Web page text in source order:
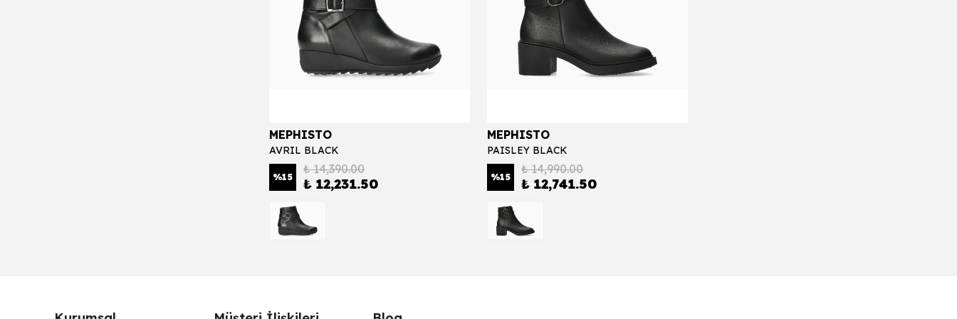
MEPHISTO
AVRIL BLACK
%15
₺ 14,390.00
₺ 12,231.50
MEPHISTO
PAISLEY BLACK
%15
₺ 14,990.00
₺ 12,741.50